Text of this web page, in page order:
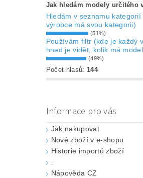
Jak hledám modely určitého
Hledám v seznamu
výrobce má svou kategorii)
(51%)
Používám filtr (kde je každý
hned je vidět, kolik má
(49%)
Počet hlasů: 144
Informace pro vás
Jak nakupovat
Nové zboží v e-shopu
Historie importů zboží
Nápověda CZ